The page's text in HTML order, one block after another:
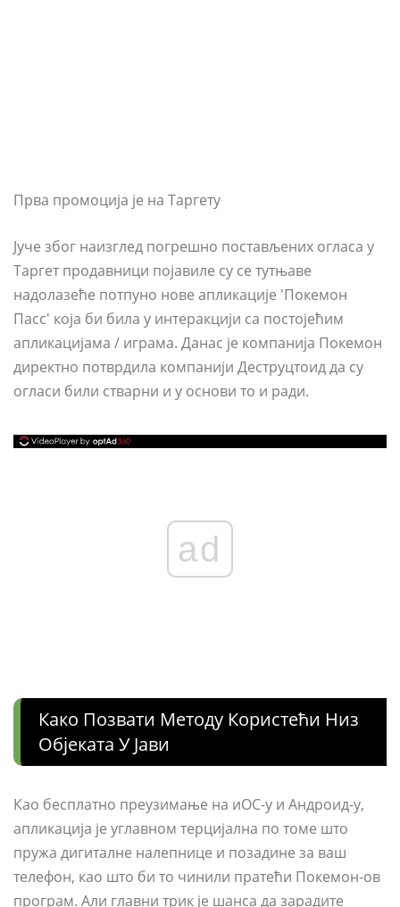
Прва промоција је на Таргету
Јуче због наизглед погрешно постављених огласа у
Таргет продавници појавиле су се тутњаве
надолазеће потпуно нове апликације 'Покемон
Пасс' која би била у интеракцији са постојећим
апликацијама / играма. Данас је компанија Покемон
директно потврдила компанији Деструцтоид да су
огласи били стварни и у основи то и ради.
ad
Како Позвати Методу Користећи Низ
Објеката У Јави
Као бесплатно преузимање на иОС-у и Андроид-у,
апликација је углавном терцијална по томе што
пружа дигиталне налепнице и позадине за ваш
телефон, као што би то чинили пратећи Покемон-ов
програм. Али главни трик је шанса да зарадите